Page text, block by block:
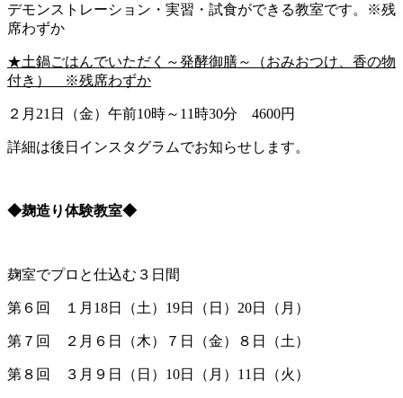
デモンストレーション・実習・試食ができる教室です。※残
席わずか
★土鍋ごはんでいただく～発酵御膳～（おみおつけ、香の物
付き） ※残席わずか
２月21日（金）午前10時～11時30分 4600円
詳細は後日インスタグラムでお知らせします。
◆麹造り体験教室◆
麹室でプロと仕込む３日間
第６回 １月18日（土）19日（日）20日（月）
第７回 ２月６日（木）７日（金）８日（土）
第８回 ３月９日（日）10日（月）11日（火）